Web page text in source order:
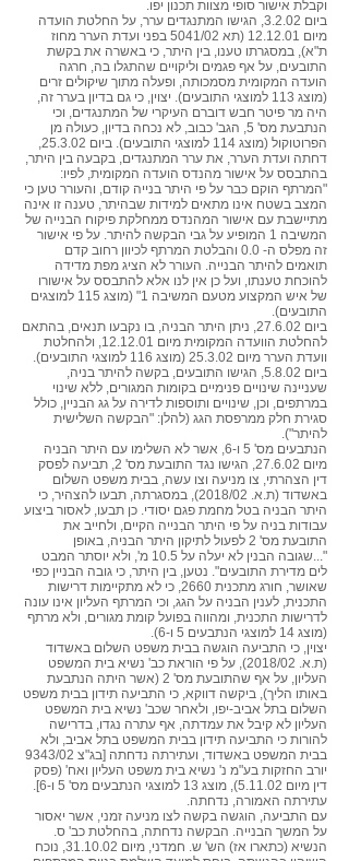
וקבלת אישור סופי מצוות תכנון יפו.
ביום 3.2.02, הגישו המתנגדים ערר, על החלטת הועדה
מיום 12.12.01 (תא 5041/02 בפני ועדת הערר מחוז
ת"א), במסגרתו טענו, בין היתר, כי באשרה את בקשת
התובעים, על אף פגמים וליקויים שהתגלו בה, חרגה
הועדה המקומית מסמכותה, ופעלה מתוך שיקולים זרים
(מוצג 113 למוצגי התובעים). יצוין, כי גם בדיון בערר זה,
היה מר פיטר חבש דוברם העיקרי של המתנגדים, וכי
הנתבעת מס' 5, הגב' כבוב, לא נכחה בדיון, כעולה מן
הפרוטוקול (מוצג 114 למוצגי התובעים). ביום 25.3.02,
דחתה ועדת הערר, את ערר המתנגדים, בקבעה בין היתר,
בהתבסס על אישור מהנדס הועדה המקומית, לפיו:
"המרתף הוקם כבר על פי היתר בנייה קודם, והעורר טען כי
המצב בשטח אינו מתאים למידות שבהיתר, טענה זו אינה
מתיישבת עם אישור המהנדס ממחלקת פיקוח הבנייה של
המשיבה 1 המופיע על גבי הבקשה להיתר. על פי אישור
זה מפלס ה- 0.0 והבלטת המרתף לכיוון רחוב קדם
תואמים להיתר הבנייה. העורר לא הציג מפת מדידה
להוכחת טענתו, ועל כן אין לנו אלא להתבסס על אישורו
של איש המקצוע מטעם המשיבה 1" (מוצג 115 למוצגים
התובעים).
ביום 27.6.02, ניתן היתר הבניה, בו נקבעו תנאים, בהתאם
להחלטת הוועדה המקומית מיום 12.12.01, ולהחלטת
וועדת הערר מיום 25.3.02 (מוצג 116 למוצגי התובעים).
ביום 5.8.02, הגישו התובעים, בקשה להיתר בניה,
שעניינה שינויים פנימיים בקומות המגורים, ללא שינוי
במרתפים, וכן, שינויים ותוספות לדירה על גג הבניין, כולל
סגירת חלק ממרפסת הגג (להלן: "הבקשה השלישית
להיתר").
הנתבעים מס' 5 ו-6, אשר לא השלימו עם היתר הבניה
מיום 27.6.02, הגישו נגד התובעת מס' 2, תביעה לפסק
דין הצהרתי, צו מניעה וצו עשה, בבית משפט השלום
באשדוד (ת.א. 2018/02), במסגרתה, תבעו להצהיר, כי
היתר הבניה בטל מחמת פגם יסודי. כן תבעו, לאסור ביצוע
עבודות בניה על פי היתר הבנייה הקיים, ולחייב את
התובעת מס' 2 לפעול לתיקון היתר הבניה, באופן
"...שגובה הבנין לא יעלה על 10.5 מ', ולא יוסתר המבט
לים מדירת התובעים". נטען, בין היתר, כי גובה הבניין כפי
שאושר, חורג מתכנית 2660, כי לא מתקיימות דרישות
התכנית, לענין הבניה על הגג, וכי המרתף העליון אינו עונה
לדרישות התכנית, ומהווה בפועל קומת מגורים, ולא מרתף
(מוצג 14 למוצגי הנתבעים 5 ו-6).
יצוין, כי התביעה הוגשה בבית משפט השלום באשדוד
(ת.א. 2018/02), על פי הוראת כב' נשיא בית המשפט
העליון, על אף שהתובעת מס' 2 (אשר היתה הנתבעת
באותו הליך), ביקשה דווקא, כי התביעה תידון בבית משפט
השלום בתל אביב-יפו, ולאחר שכב' נשיא בית המשפט
העליון לא קיבל את עמדתה, אף עתרה נגדו, בדרישה
להורות כי התביעה תידון בבית המשפט בתל אביב, ולא
בבית המשפט באשדוד, ועתירתה נדחתה [בג"צ 9343/02
יורב החזקות בע"מ נ' נשיא בית משפט העליון ואח' (פסק
דין מיום 5.11.02), מוצג 13 למוצגי הנתבעים מס' 5 ו-6].
עתירתה האמורה, נדחתה.
עם התביעה, הוגשה בקשה לצו מניעה זמני, אשר יאסור
על המשך הבנייה. הבקשה נדחתה, בהחלטת כב' ס.
הנשיא (כתארו אז) הש' ש. חמדני, מיום 31.10.02, נוכח